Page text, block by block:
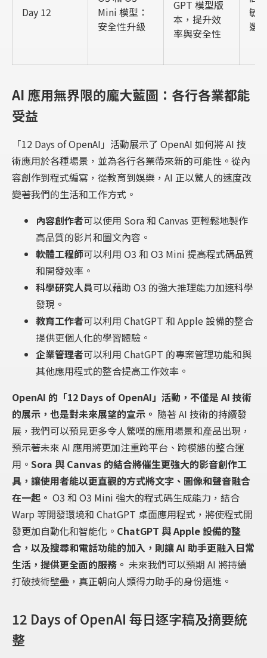
Day 12
Mini 模型：
安全性升級
GPT 模型版
本，提升效
率與安全性
敏
選
AI 應用無界限的龐大藍圖：各行各業都能
受益
「12 Days of OpenAI」活動展示了 OpenAI 如何將 AI 技
術應用於各種場景，並為各行各業帶來新的可能性。從內
容創作到程式編寫，從教育到娛樂，AI 正以驚人的速度改
變著我們的生活和工作方式。
內容創作者可以使用 Sora 和 Canvas 更輕鬆地製作
高品質的影片和圖文內容。
軟體工程師可以利用 O3 和 O3 Mini 提高程式碼品質
和開發效率。
科學研究人員可以藉助 O3 的強大推理能力加速科學
發現。
教育工作者可以利用 ChatGPT 和 Apple 設備的整合
提供更個人化的學習體驗。
企業管理者可以利用 ChatGPT 的專案管理功能和與
其他應用程式的整合提高工作效率。
OpenAI 的「12 Days of OpenAI」活動，不僅是 AI 技術
的展示，也是對未來展望的宣示。 隨著 AI 技術的持續發
展，我們可以預見更多令人驚嘆的應用場景和產品出現，
預示著未來 AI 應用將更加注重跨平台、跨模態的整合運
用。 Sora 與 Canvas 的結合將催生更強大的影音創作工
具，讓使用者能以更直觀的方式將文字、圖像和聲音融合
在一起。 O3 和 O3 Mini 強大的程式碼生成能力，結合
Warp 等開發環境和 ChatGPT 桌面應用程式，將使程式開
發更加自動化和智能化。 ChatGPT 與 Apple 設備的整
合，以及搜尋和電話功能的加入，則讓 AI 助手更融入日常
生活，提供更全面的服務。 未來我們可以預期 AI 將持續
打破技術壁壘，真正朝向人類得力助手的身份邁進。
12 Days of OpenAI 每日逐字稿及摘要統
整